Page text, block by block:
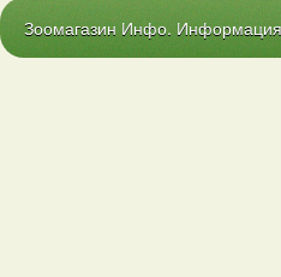
Зоомагазин Инфо. Информация